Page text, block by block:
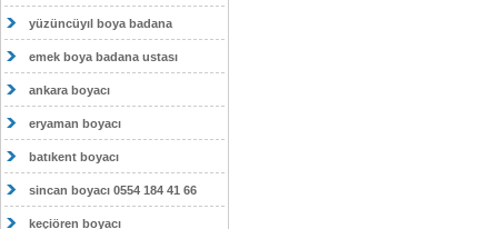
yüzüncüyıl boya badana
emek boya badana ustası
ankara boyacı
eryaman boyacı
batıkent boyacı
sincan boyacı 0554 184 41 66
keçiören boyacı